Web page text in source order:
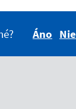
Áno Nie